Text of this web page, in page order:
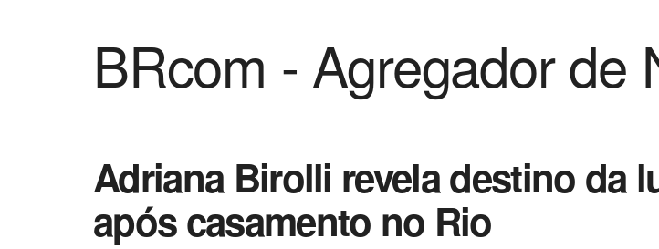
BRcom - Agregador de
Adriana Birolli revela destino da
após casamento no Rio